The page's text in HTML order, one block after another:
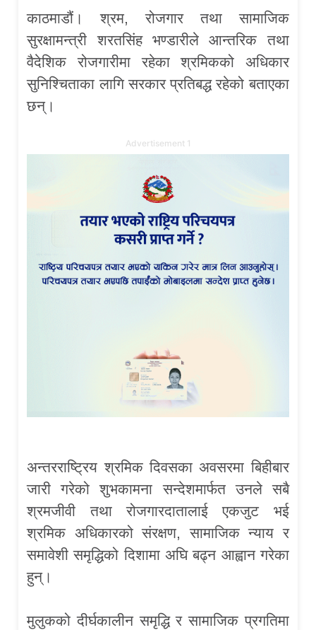
काठमाडौं। श्रम, रोजगार तथा सामाजिक
सुरक्षामन्त्री शरतसिंह भण्डारीले आन्तरिक तथा
वैदेशिक रोजगारीमा रहेका श्रमिकको अधिकार
सुनिश्चिताका लागि सरकार प्रतिबद्ध रहेको बताएका
छन्।
Advertisement 1
अन्तरराष्ट्रिय श्रमिक दिवसका अवसरमा बिहीबार
जारी गरेको शुभकामना सन्देशमार्फत उनले सबै
श्रमजीवी तथा रोजगारदातालाई एकजुट भई
श्रमिक अधिकारको संरक्षण, सामाजिक न्याय र
समावेशी समृद्धिको दिशामा अघि बढ्न आह्वान गरेका
हुन्।
मुलुकको दीर्घकालीन समृद्धि र सामाजिक प्रगतिमा